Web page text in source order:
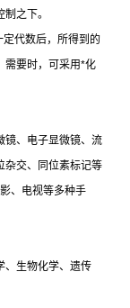
之下。
代数后，所得到的
需要时，可采用*化
镜、电子显微镜、流
杂交、同位素标记等
、电视等多种手
、生物化学、遗传